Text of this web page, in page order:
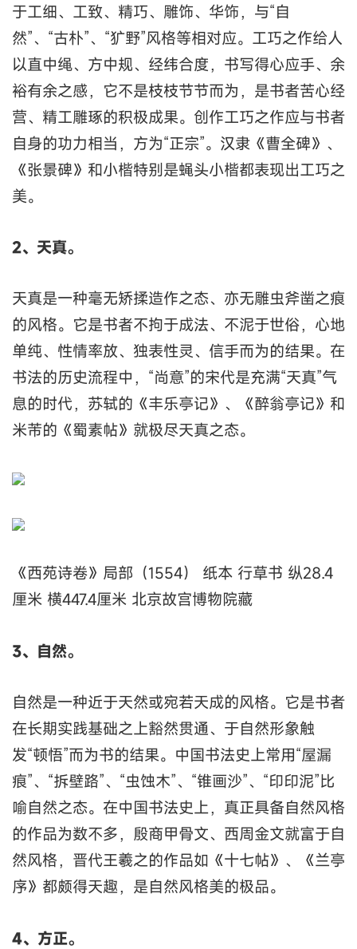
于工细、工致、精巧、雕饰、华饰，与“自
然”、“古朴”、“犷野”风格等相对应。工巧之作给人
以直中绳、方中规、经纬合度，书写得心应手、余
裕有余之感，它不是枝枝节节而为，是书者苦心经
营、精工雕琢的积极成果。创作工巧之作应与书者
自身的功力相当，方为“正宗”。汉隶《曹全碑》、
《张景碑》和小楷特别是蝇头小楷都表现出工巧之
美。
2、天真。
天真是一种毫无矫揉造作之态、亦无雕虫斧凿之痕
的风格。它是书者不拘于成法、不泥于世俗，心地
单纯、性情率放、独表性灵、信手而为的结果。在
书法的历史流程中，“尚意”的宋代是充满“天真”气
息的时代，苏轼的《丰乐亭记》、《醉翁亭记》和
米芾的《蜀素帖》就极尽天真之态。
《西苑诗卷》局部（1554） 纸本 行草书 纵28.4
厘米 横447.4厘米 北京故宫博物院藏
3、自然。
自然是一种近于天然或宛若天成的风格。它是书者
在长期实践基础之上豁然贯通、于自然形象触
发“顿悟”而为书的结果。中国书法史上常用“屋漏
痕”、“拆壁路”、“虫蚀木”、“锥画沙”、“印印泥”比
喻自然之态。在中国书法史上，真正具备自然风格
的作品为数不多，殷商甲骨文、西周金文就富于自
然风格，晋代王羲之的作品如《十七帖》、《兰亭
序》都颇得天趣，是自然风格美的极品。
4、方正。